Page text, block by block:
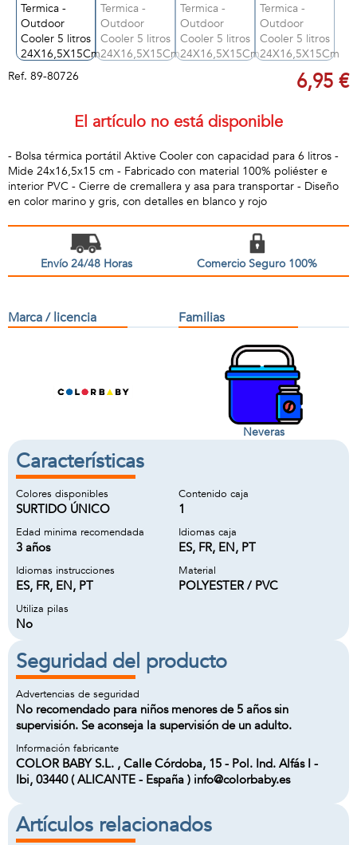
Ref. 89-80726 6,95 €
El artículo no está disponible
- Bolsa térmica portátil Aktive Cooler con capacidad para 6 litros -
Mide 24x16,5x15 cm - Fabricado con material 100% poliéster e
interior PVC - Cierre de cremallera y asa para transportar - Diseño
en color marino y gris, con detalles en blanco y rojo
Envío 24/48 Horas Comercio Seguro 100%
Marca / licencia Familias
Neveras
Características
Colores disponibles
SURTIDO ÚNICO
Contenido caja
1
Edad minima recomendada
3 años
Idiomas caja
ES, FR, EN, PT
Idiomas instrucciones
ES, FR, EN, PT
Material
POLYESTER / PVC
Utiliza pilas
No
Seguridad del producto
Advertencias de seguridad
No recomendado para niños menores de 5 años sin
supervisión. Se aconseja la supervisión de un adulto.
Información fabricante
COLOR BABY S.L. , Calle Córdoba, 15 - Pol. Ind. Alfás I -
Ibi, 03440 ( ALICANTE - España ) info@colorbaby.es
Artículos relacionados